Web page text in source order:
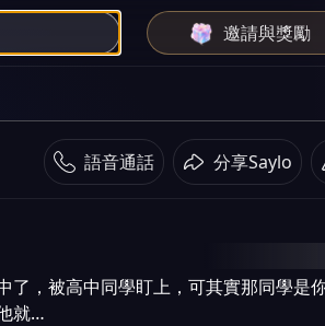
邀請與獎勵
語音通話 分享Saylo
了，被高中同學盯上，可其實那同學是
就…